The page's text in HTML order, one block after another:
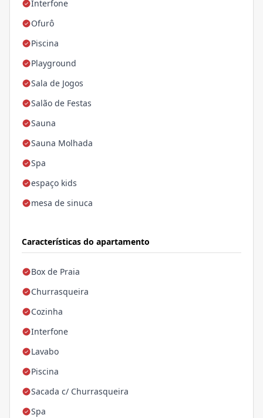
Interfone
Ofurô
Piscina
Playground
Sala de Jogos
Salão de Festas
Sauna
Sauna Molhada
Spa
espaço kids
mesa de sinuca
Características do apartamento
Box de Praia
Churrasqueira
Cozinha
Interfone
Lavabo
Piscina
Sacada c/ Churrasqueira
Spa